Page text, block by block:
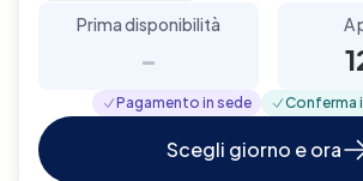
Prima disponibilità
-
A
Pagamento in sede Conferma
Scegli giorno e ora